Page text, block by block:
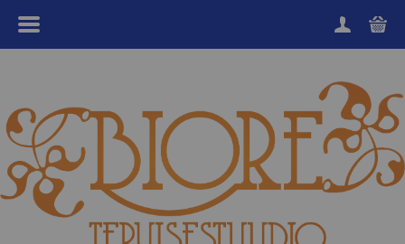
TOOTEGRUPID
KAUBAMÄRGID
SOODUKAD